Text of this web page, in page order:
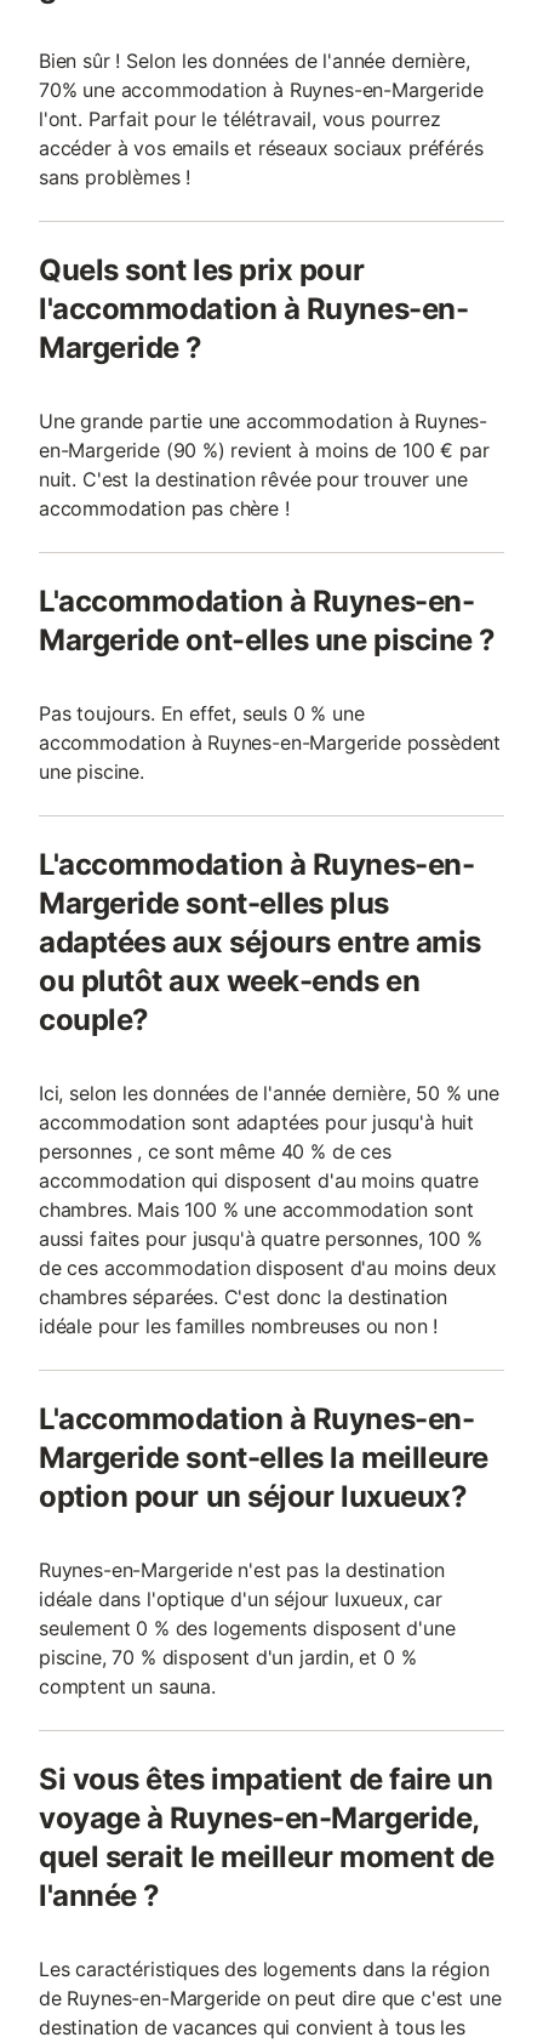
Bien sûr ! Selon les données de l'année dernière,
70% une accommodation à Ruynes-en-Margeride
l'ont. Parfait pour le télétravail, vous pourrez
accéder à vos emails et réseaux sociaux préférés
sans problèmes !
Quels sont les prix pour
l'accommodation à Ruynes-en-
Margeride ?
Une grande partie une accommodation à Ruynes-
en-Margeride (90 %) revient à moins de 100 € par
nuit. C'est la destination rêvée pour trouver une
accommodation pas chère !
L'accommodation à Ruynes-en-
Margeride ont-elles une piscine ?
Pas toujours. En effet, seuls 0 % une
accommodation à Ruynes-en-Margeride possèdent
une piscine.
L'accommodation à Ruynes-en-
Margeride sont-elles plus
adaptées aux séjours entre amis
ou plutôt aux week-ends en
couple?
Ici, selon les données de l'année dernière, 50 % une
accommodation sont adaptées pour jusqu'à huit
personnes , ce sont même 40 % de ces
accommodation qui disposent d'au moins quatre
chambres. Mais 100 % une accommodation sont
aussi faites pour jusqu'à quatre personnes, 100 %
de ces accommodation disposent d'au moins deux
chambres séparées. C'est donc la destination
idéale pour les familles nombreuses ou non !
L'accommodation à Ruynes-en-
Margeride sont-elles la meilleure
option pour un séjour luxueux?
Ruynes-en-Margeride n'est pas la destination
idéale dans l'optique d'un séjour luxueux, car
seulement 0 % des logements disposent d'une
piscine, 70 % disposent d'un jardin, et 0 %
comptent un sauna.
Si vous êtes impatient de faire un
voyage à Ruynes-en-Margeride,
quel serait le meilleur moment de
l'année ?
Les caractéristiques des logements dans la région
de Ruynes-en-Margeride on peut dire que c'est une
destination de vacances qui convient à tous les